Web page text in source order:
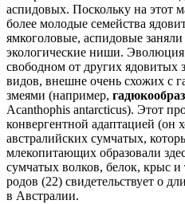
аспидовых. Поскольку на этот
более молодые семейства
ямкоголовые, аспидовые заняли
экологические ниши.
свободном от других ядовитых
видов, внешне очень схожих с
змеями (например,
Acanthophis antarcticus). Этот
конвергентной адаптацией (он
австралийских сумчатых,
млекопитающих образовали
сумчатых волков, белок, крыс
родов (22) свидетельствует о
в Австралии.